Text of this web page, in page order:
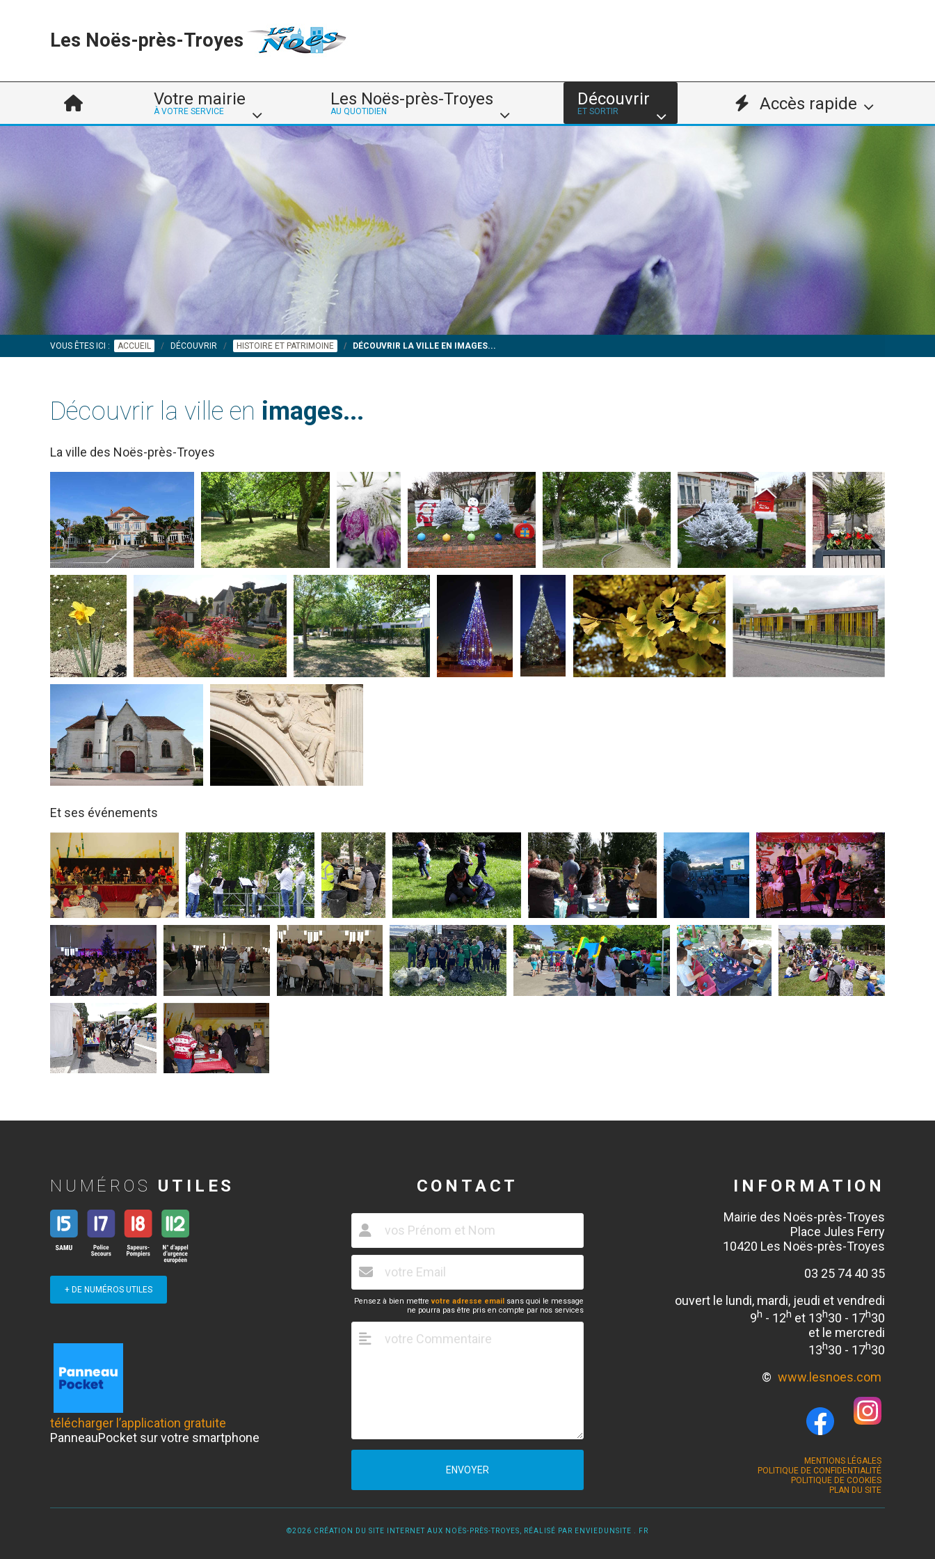
Les Noës-près-Troyes
Votre mairie
À VOTRE SERVICE
Les Noës-près-Troyes
AU QUOTIDIEN
Découvrir
ET SORTIR Accès rapide
VOUS ÊTES ICI : ACCUEIL DÉCOUVRIR HISTOIRE ET PATRIMOINE DÉCOUVRIR LA VILLE EN IMAGES...
Découvrir la ville en images...
La ville des Noës-près-Troyes
Et ses événements
NUMÉROS UTILES
+ DE NUMÉROS UTILES
télécharger l’application gratuite
PanneauPocket sur votre smartphone
CONTACT
Pensez à bien mettrevotre adresse email sans quoi le message
ne pourra pas être pris en compte par nos services
ENVOYER
INFORMATION
Mairie des Noës-près-Troyes
Place Jules Ferry
10420 Les Noës-près-Troyes
03 25 74 40 35
ouvert le lundi, mardi, jeudi et vendredi
9h - 12h et 13h30 - 17h30
et le mercredi
13h30 - 17h30
© www.lesnoes.com
MENTIONS LÉGALES
POLITIQUE DE CONFIDENTIALITÉ
POLITIQUE DE COOKIES
PLAN DU SITE
©2026 CRÉATION DU SITE INTERNET AUX NOËS-PRÈS-TROYES, RÉALISÉ PAR ENVIEDUNSITE . FR